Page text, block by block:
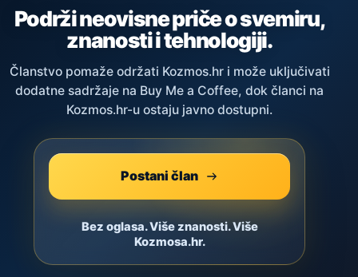
Podrži neovisne priče o svemiru,
znanosti i tehnologiji.
Članstvo pomaže održati Kozmos.hr i može uključivati
dodatne sadržaje na Buy Me a Coffee, dok članci na
Kozmos.hr-u ostaju javno dostupni.
Postani član
Bez oglasa. Više znanosti. Više
Kozmosa.hr.